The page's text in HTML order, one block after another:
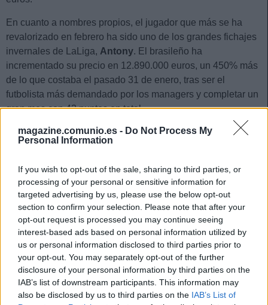
magazine.comunio.es - Do Not Process My
Personal Information
If you wish to opt-out of the sale, sharing to third parties, or
processing of your personal or sensitive information for
targeted advertising by us, please use the below opt-out
section to confirm your selection. Please note that after your
opt-out request is processed you may continue seeing
interest-based ads based on personal information utilized by
us or personal information disclosed to third parties prior to
your opt-out. You may separately opt-out of the further
disclosure of your personal information by third parties on the
IAB’s list of downstream participants. This information may
also be disclosed by us to third parties on the IAB’s List of
En cuanto a nombres propios, el jugador que más se ha
revalorizado en febrero ha sido uno de los grandes fichajes
invernales de LaLiga, Antony. El brasileño ha
incrementado su precio en 12.890.000 euros, un 450% más
de lo que costaba el pasado 31 de enero, tras ser el
futbolista más demandado por los managers y completar un
gran mes con 42 puntos en total.
El segundo puesto de subidas de enero es paraJulián
Álvarez, con 7,3 millones de euros de aumento de valor. El
campeonato y se ha colocado gracias a este incremento de
precio en el Top 5 de jugadores más caros.
Cierra el podio de jugadores más revalorizados en febrero
Sancet, quien ha marcado 6 goles en los cuatro partidos
ligueros disputados por el Athletic este mes. El jugador
rojiblanco ha incrementado su precio en 4,2 millones.
Rubén Vargas (3,6 millones), Jesús Rodríguez (3,6
millones) y Samuel Lino (3,4 millones) son otros de los
futbolistas más favorecidos del mes.